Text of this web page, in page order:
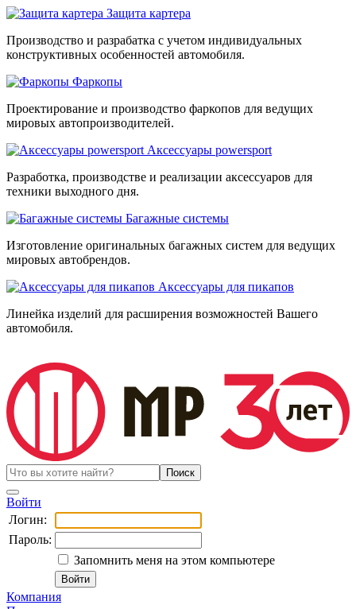
Защита картера
Производство и разрабатка с учетом индивидуальных
конструктивных особенностей автомобиля.
Фаркопы
Проектирование и производство фаркопов для ведущих
мировых автопроизводителей.
Аксессуары powersport
Разработка, производстве и реализации аксессуаров для
техники выходного дня.
Багажные системы
Изготовление оригинальных багажных систем для ведущих
мировых автобрендов.
Аксессуары для пикапов
Линейка изделий для расширения возможностей Вашего
автомобиля.
Войти
Логин:
Пароль:
Запомнить меня на этом компьютере
Компания